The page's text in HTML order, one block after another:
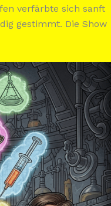
verfärbte sich sanft
gestimmt. Die Show